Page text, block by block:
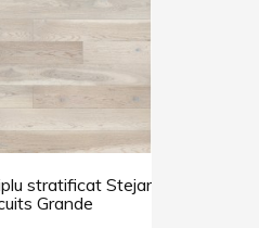
stratificat Stejar
Grande